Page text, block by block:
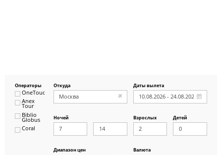
Операторы
OneTouch&Travel
Anex
Tour
Biblio
Globus
Coral
Откуда Даты вылета
Ночей Взрослых Детей
Диапазон цен
Валюта